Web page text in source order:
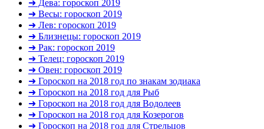
➜ Дева: гороскоп 2019
➜ Весы: гороскоп 2019
➜ Лев: гороскоп 2019
➜ Близнецы: гороскоп 2019
➜ Рак: гороскоп 2019
➜ Телец: гороскоп 2019
➜ Овен: гороскоп 2019
➜ Гороскоп на 2018 год по знакам зодиака
➜ Гороскоп на 2018 год для Рыб
➜ Гороскоп на 2018 год для Водолеев
➜ Гороскоп на 2018 год для Козерогов
➜ Гороскоп на 2018 год для Стрельцов